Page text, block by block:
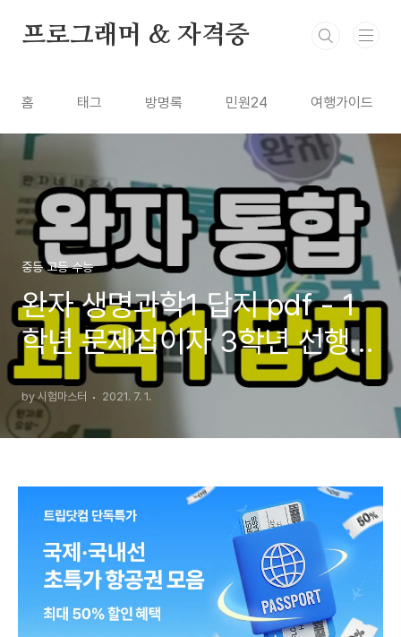
프로그래머 & 자격증
홈 태그 방명록 민원24 여행가이드
중등 고등 수능
완자 생명과학1 답지 pdf - 1
학년 문제집이자 3학년 선행
교재
by 시험마스터 2021. 7. 1.